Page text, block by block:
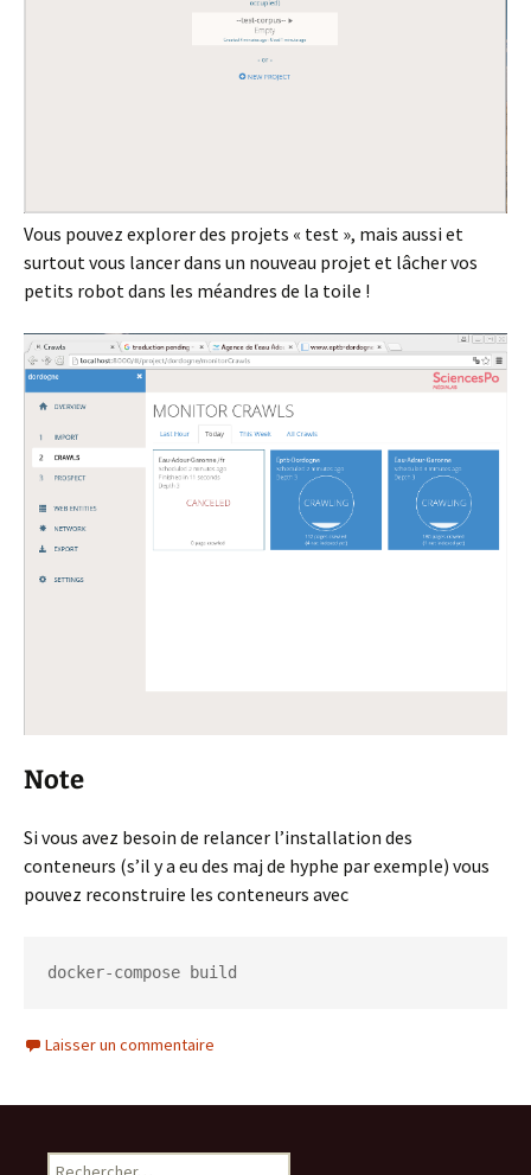
Vous pouvez explorer des projets « test », mais aussi et
surtout vous lancer dans un nouveau projet et lâcher vos
petits robot dans les méandres de la toile !
Note
Si vous avez besoin de relancer l’installation des
conteneurs (s’il y a eu des maj de hyphe par exemple) vous
pouvez reconstruire les conteneurs avec
docker-compose build
Laisser un commentaire
Rechercher :